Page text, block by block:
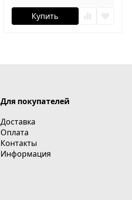
Купить
Для покупателей
Доставка
Оплата
Контакты
Информация